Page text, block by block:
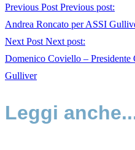
Previous Post Previous post:
Andrea Roncato per ASSI
Next Post Next post:
Domenico Coviello –
Gulliver
Leggi